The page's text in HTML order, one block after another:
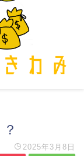
2025年3月8日